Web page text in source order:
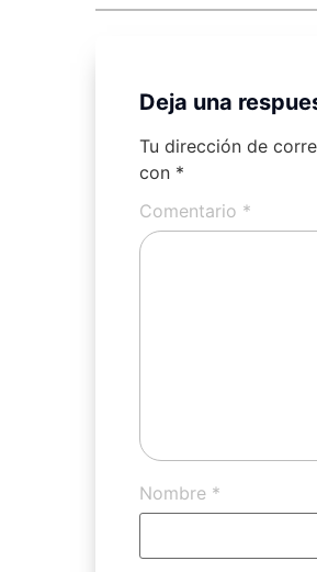
Deja una
Tu dirección de
con *
Comentario *
Nombre *